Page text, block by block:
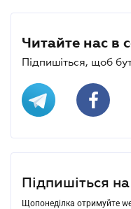
Читайте нас в
Підпишіться, щоб
Підпишіться
Щопонеділка отримуйте